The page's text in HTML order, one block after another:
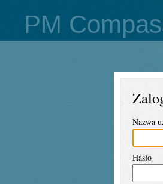
PM
Nazwa
Hasło